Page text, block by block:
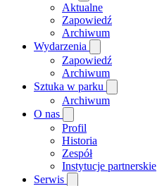
Aktualne
Zapowiedź
Archiwum
Wydarzenia
Zapowiedź
Archiwum
Sztuka w parku
Archiwum
O nas
Profil
Historia
Zespół
Instytucje partnerskie
Serwis